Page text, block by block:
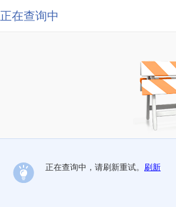
正在查询中
正在查询中，请刷新重试。 刷新